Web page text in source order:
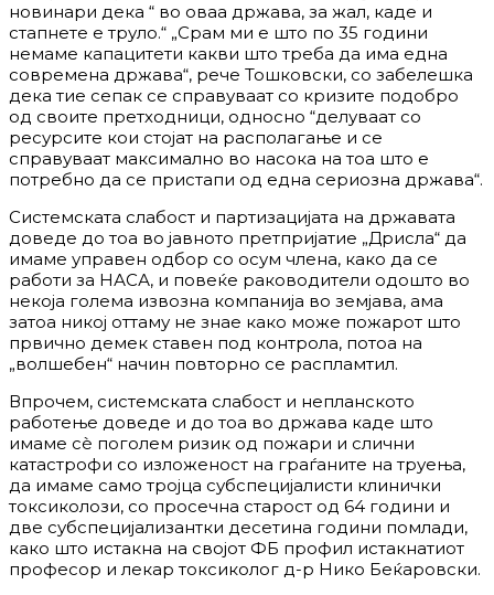
новинари дека “ во оваа држава, за жал, каде и
стапнете е труло.“ „Срам ми е што по 35 години
немаме капацитети какви што треба да има една
современа држава“, рече Тошковски, со забелешка
дека тие сепак се справуваат со кризите подобро
од своите претходници, односно “делуваат со
ресурсите кои стојат на располагање и се
справуваат максимално во насока на тоа што е
потребно да се пристапи од една сериозна држава“.
Системската слабост и партизацијата на државата
доведе до тоа во јавното претпријатие „Дрисла“ да
имаме управен одбор со осум члена, како да се
работи за НАСА, и повеќе раководители одошто во
некоја голема извозна компанија во земјава, ама
затоа никој оттаму не знае како може пожарот што
првично демек ставен под контрола, потоа на
„волшебен“ начин повторно се распламтил.
Впрочем, системската слабост и непланското
работење доведе и до тоа во држава каде што
имаме сѐ поголем ризик од пожари и слични
катастрофи со изложеност на граѓаните на труења,
да имаме само тројца субспецијалисти клинички
токсиколози, со просечна старост од 64 години и
две субспецијализантки десетина години помлади,
како што истакна на својот ФБ профил истакнатиот
професор и лекар токсиколог д-р Нико Беќаровски.